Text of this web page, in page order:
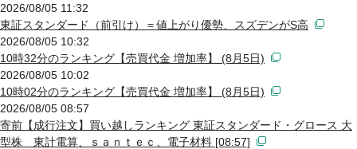
2026/08/05 11:32
東証スタンダード（前引け）＝値上がり優勢、スズデンがS高
2026/08/05 10:32
10時32分のランキング【売買代金 増加率】 (8月5日)
2026/08/05 10:02
10時02分のランキング【売買代金 増加率】 (8月5日)
2026/08/05 08:57
寄前【成行注文】買い越しランキング 東証スタンダード・グロース 大
型株 東計電算、ｓａｎｔｅｃ、電子材料 [08:57]